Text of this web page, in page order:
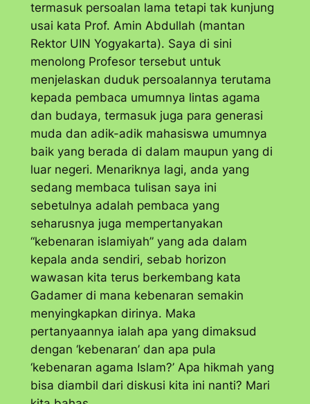
termasuk persoalan lama tetapi tak kunjung
usai kata Prof. Amin Abdullah (mantan
Rektor UIN Yogyakarta). Saya di sini
menolong Profesor tersebut untuk
menjelaskan duduk persoalannya terutama
kepada pembaca umumnya lintas agama
dan budaya, termasuk juga para generasi
muda dan adik-adik mahasiswa umumnya
baik yang berada di dalam maupun yang di
luar negeri. Menariknya lagi, anda yang
sedang membaca tulisan saya ini
sebetulnya adalah pembaca yang
seharusnya juga mempertanyakan
“kebenaran islamiyah” yang ada dalam
kepala anda sendiri, sebab horizon
wawasan kita terus berkembang kata
Gadamer di mana kebenaran semakin
menyingkapkan dirinya. Maka
pertanyaannya ialah apa yang dimaksud
dengan ‘kebenaran’ dan apa pula
‘kebenaran agama Islam?’ Apa hikmah yang
bisa diambil dari diskusi kita ini nanti? Mari